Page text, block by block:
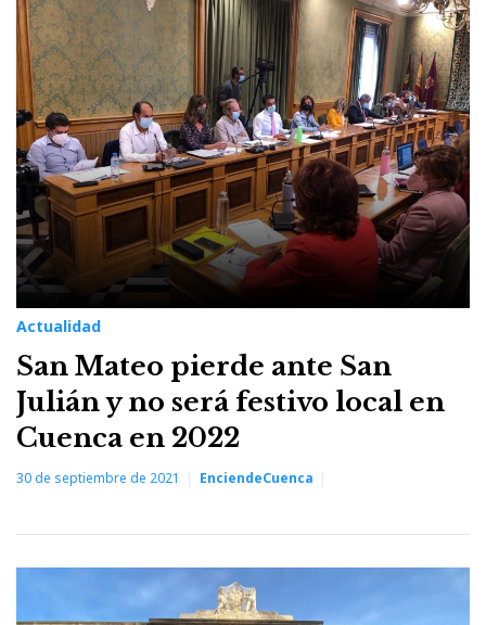
Actualidad
San Mateo pierde ante San
Julián y no será festivo local en
Cuenca en 2022
30 de septiembre de 2021 EnciendeCuenca